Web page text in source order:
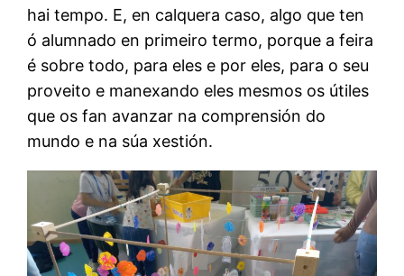
hai tempo. E, en calquera caso, algo que ten
ó alumnado en primeiro termo, porque a feira
é sobre todo, para eles e por eles, para o seu
proveito e manexando eles mesmos os útiles
que os fan avanzar na comprensión do
mundo e na súa xestión.